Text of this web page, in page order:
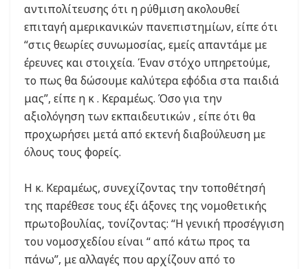
αντιπολίτευσης ότι η ρύθμιση ακολουθεί
επιταγή αμερικανικών πανεπιστημίων, είπε ότι
“στις θεωρίες συνωμοσίας, εμείς απαντάμε με
έρευνες και στοιχεία. Έναν στόχο υπηρετούμε,
το πως θα δώσουμε καλύτερα εφόδια στα παιδιά
μας”, είπε η κ . Κεραμέως. Όσο για την
αξιολόγηση των εκπαιδευτικών , είπε ότι θα
προχωρήσει μετά από εκτενή διαβούλευση με
όλους τους φορείς.
Η κ. Κεραμέως, συνεχίζοντας την τοποθέτησή
της παρέθεσε τους έξι άξονες της νομοθετικής
πρωτοβουλίας, τονίζοντας: “Η γενική προσέγγιση
του νομοσχεδίου είναι “ από κάτω προς τα
πάνω”, με αλλαγές που αρχίζουν από το